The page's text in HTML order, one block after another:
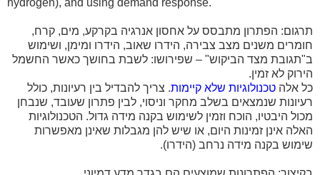
תרגום: הפתרון מתבסס על אחסון אנרגיה בקרקע, מים, קרח,
חומרים משנים מצב צבירה, הידרו שאוב, הידרו ומימן, ושימוש
ב"תגובת מצד הביקוש" – שפירושו: לשבת בחושך כאשר החשמל
הירוק לא זמין.
כל אלה טכנולוגיות שלא קיימות. צריך להבדיל בין רעיונות, כולל
רעיונות שנמצאים בשלב מחקר וניסוי, לבין פתרון שעובד, שנבחן
מכול היבטיו, הוכח וזמין לשימוש בקנה מידה גדול. הטכנולוגיות
האלה אינן זמינות היום, או שיש להן מגבלות שאינן מאפשרות
שימוש בקנה מידה נרחב (הידרו).